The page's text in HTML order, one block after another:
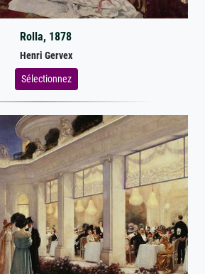
Rolla, 1878
Henri Gervex
Sélectionnez